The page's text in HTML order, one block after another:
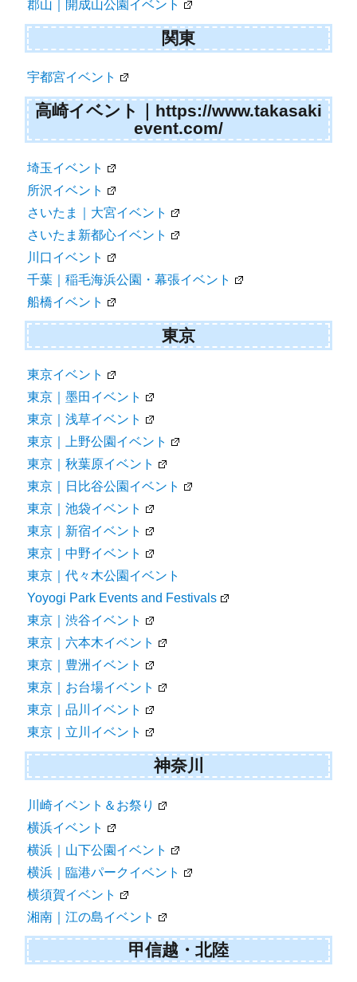
郡山｜開成山公園イベント
関東
宇都宮イベント
高崎イベント｜https://www.takasaki
event.com/
埼玉イベント
所沢イベント
さいたま｜大宮イベント
さいたま新都心イベント
川口イベント
千葉｜稲毛海浜公園・幕張イベント
船橋イベント
東京
東京イベント
東京｜墨田イベント
東京｜浅草イベント
東京｜上野公園イベント
東京｜秋葉原イベント
東京｜日比谷公園イベント
東京｜池袋イベント
東京｜新宿イベント
東京｜中野イベント
東京｜代々木公園イベント
Yoyogi Park Events and Festivals
東京｜渋谷イベント
東京｜六本木イベント
東京｜豊洲イベント
東京｜お台場イベント
東京｜品川イベント
東京｜立川イベント
神奈川
川崎イベント＆お祭り
横浜イベント
横浜｜山下公園イベント
横浜｜臨港パークイベント
横須賀イベント
湘南｜江の島イベント
甲信越・北陸